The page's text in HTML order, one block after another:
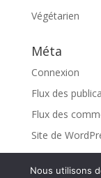
Végétarien
Méta
Connexion
Flux des
Flux des
Site de
Nous utilisons